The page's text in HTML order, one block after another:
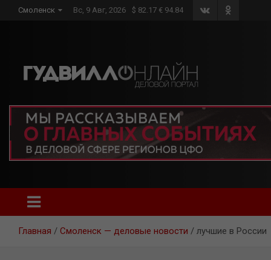
Смоленск Вс, 9 Авг, 2026 $ 82.17 € 94.84
Главная Смоленск — деловые новости лучшие в России